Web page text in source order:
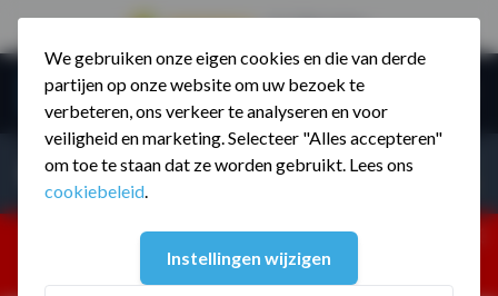
We gebruiken onze eigen cookies en die van derde
partijen op onze website om uw bezoek te
verbeteren, ons verkeer te analyseren en voor
veiligheid en marketing. Selecteer "Alles accepteren"
om toe te staan dat ze worden gebruikt. Lees ons
cookiebeleid.
Instellingen wijzigen
Ga naar de inhoud
Menu
Producten zoeken...
25% korting ivm vakantiesluiting. Gebruik code:
ZOMERMP. muv vloeren, fitnesstoestellen, boksartikelen,
zakelijk en dealer inlog. Verzending vanaf 19 aug.